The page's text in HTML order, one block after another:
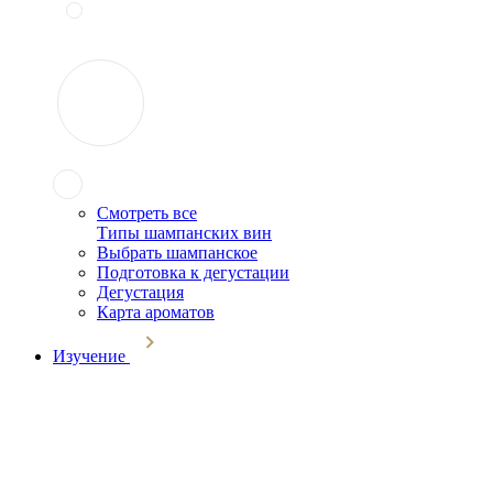
Смотреть все
Типы шампанских вин
Выбрать шампанское
Подготовка к дегустации
Дегустация
Карта ароматов
Изучение